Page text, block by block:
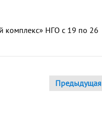
комплекс» НГО с 19 по 26
Предыдущая